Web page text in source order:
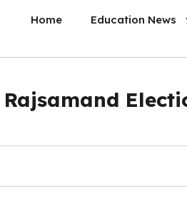
Home Education News
| Rajsamand